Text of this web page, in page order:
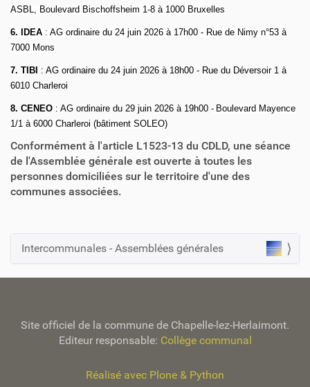
ASBL, Boulevard Bischoffsheim 1-8 à 1000 Bruxelles
6. IDEA : AG ordinaire du 24 juin 2026 à 17h00 - Rue de Nimy n°53 à
7000 Mons
7. TIBI : AG ordinaire du 24 juin 2026 à 18h00 - Rue du Déversoir 1 à
6010 Charleroi
8. CENEO : AG ordinaire du 29 juin 2026 à 19h00 - Boulevard Mayence
1/1 à 6000 Charleroi (bâtiment SOLEO)
Conformément à l'article L1523-13 du CDLD, une séance
de l'Assemblée générale est ouverte à toutes les
personnes domiciliées sur le territoire d'une des
communes associées.
N
g
Intercommunales - Assemblées générales
Site officiel de la commune de Chapelle-lez-Herlaimont.
Editeur responsable: Collège communal
Réalisé avec Plone & Python